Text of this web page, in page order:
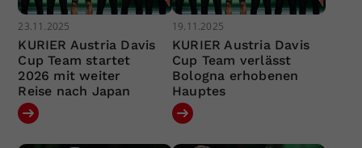
23.11.2025
KURIER Austria Davis
Cup Team startet
2026 mit weiter
Reise nach Japan
19.11.2025
KURIER Austria Davis
Cup Team verlässt
Bologna erhobenen
Hauptes